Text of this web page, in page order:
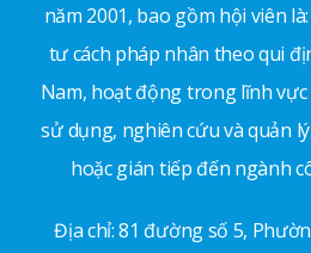
năm 2001, bao gồm hội viên
tư cách pháp nhân theo qui
Nam, hoạt động trong lĩnh
sử dụng, nghiên cứu và quản
hoặc gián tiếp đến ngành
Địa chỉ: 81 đường số 5,